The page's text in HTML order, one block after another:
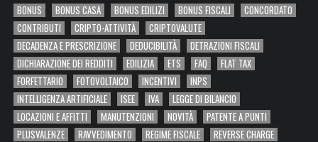
BONUS
BONUS CASA BONUS EDILIZI BONUS FISCALI
CONCORDATO
CONTRIBUTI
CRIPTO-ATTIVITÀ
CRIPTOVALUTE
DECADENZA E PRESCRIZIONE
DEDUCIBILITÀ
DETRAZIONI FISCALI
DICHIARAZIONE DEI REDDITI
EDILIZIA ETS FAQ
FLAT TAX
FORFETTARIO
FOTOVOLTAICO INCENTIVI
INPS
INTELLIGENZA ARTIFICIALE
ISEE IVA
LEGGE DI BILANCIO
LOCAZIONI E AFFITTI
MANUTENZIONI NOVITÀ
PATENTE A PUNTI
PLUSVALENZE
RAVVEDIMENTO REGIME FISCALE
REVERSE CHARGE